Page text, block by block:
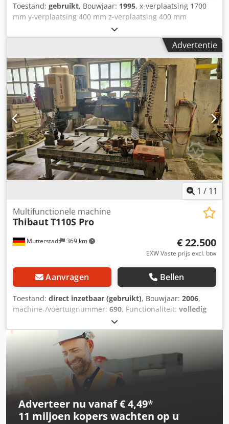
Toestand: gebruikt, Bouwjaar: 1995, x-verplaatsing 1700
mm y-verplaatsing 400 mm z-verplaatsing 400 mm
Besturing Siemens 480 D Aantal assen 4 stuks
Tafelbreedte 500 mm Tafellengte 2000 mm
Gereedschaphouder DIN 2079 SK 60, SK 40 Dcsdpfxsvf
Rhwo Aa Hek Totaal benodigd vermogen 16,25 kW
Machinegewicht ca. 4750 kg Benodigde ruimte ca. 3000 x
2500 x 2800 mm Machinenummer 9599 - 4e as /
horizontaal / Ø 315 mm - Spanentransporteur -
Gereedschapswisselaar voor 20 gereedschappen
Advertentie
1 / 11
Mutterstadt 369 km
Multifunctionele machine
ThibautT110S Pro
€ 22.500
EXW Vaste prijs excl. btw
Aanvragen Bellen
Toestand: direct inzetbaar (gebruikt), Bouwjaar: 2006,
machine-/voertuignummer: 690, Functionaliteit: volledig
11 kW (14,96 pk)
documentatie / handleiding, Multifunctionele machine
voor de bewerking van natuursteen, keramiek en
kunststeen PERFECTE machine voor het vervaardigen van
grafstenen, keukenbladen, wastafels, borstelen/polijsten
van oppervlakken en restauratiewerkzaamheden!
Hoogteverstelling Z-as 600 mm Z-as-oscillatie
(programmeerbaar) Zijslijpaandrijving
Vergrendelingsysteem voor zwenkarm Dedpfx Ajzd Tckja
Hock Pneumatische persdruk Traploze toerentalregeling
Adverteer nu vanaf € 4,49*
11 miljoen koperswachten op u